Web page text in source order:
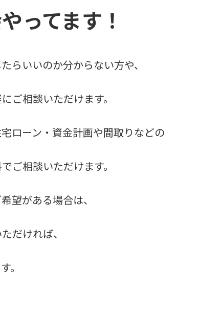
ってます！
らいいのか分からない方や、
ご相談いただけます。
ローン・資金計画や間取りなどの
ご相談いただけます。
望がある場合は、
だければ、
。